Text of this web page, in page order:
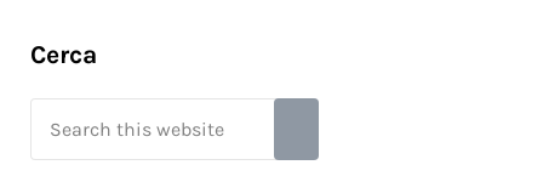
Sidebar
Cerca